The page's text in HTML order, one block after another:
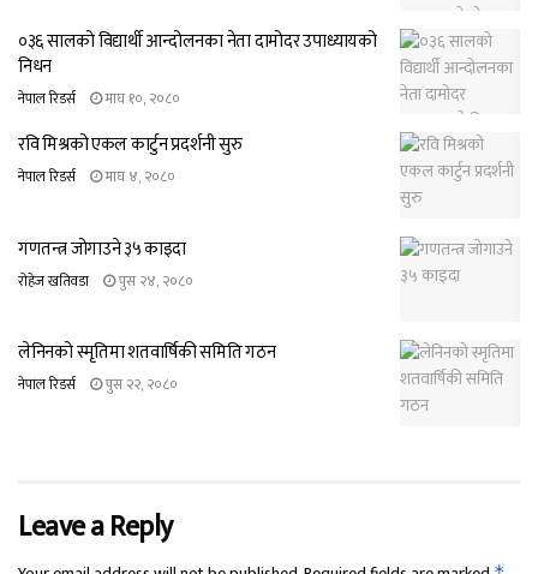
०३६ सालको विद्यार्थी आन्दोलनका नेता दामोदर उपाध्यायको
निधन
नेपाल रिडर्स माघ १०, २०८०
रवि मिश्रको एकल कार्टुन प्रदर्शनी सुरु
नेपाल रिडर्स माघ ४, २०८०
गणतन्त्र जोगाउने ३५ काइदा
रोहेज खतिवडा पुस २४, २०८०
लेनिनको स्मृतिमा शतवार्षिकी समिति गठन
नेपाल रिडर्स पुस २२, २०८०
Leave a Reply